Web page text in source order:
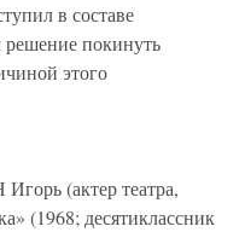
в составе
покинуть
этого
(актер театра,
(1968; десятиклассник